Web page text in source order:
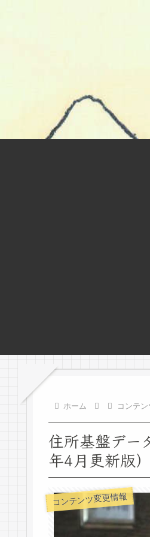
ホーム コンテ
住所基盤デー
年4月更新版）
コンテンツ変更情報